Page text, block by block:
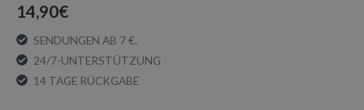
14,90€
SENDUNGEN AB 7 €.
24/7-UNTERSTÜTZUNG
14 TAGE RÜCKGABE